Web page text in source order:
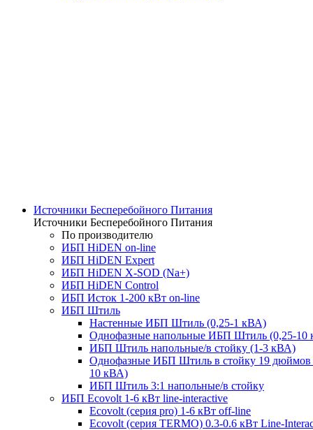
Источники Бесперебойного Питания
Источники Бесперебойного Питания
По производителю
ИБП HiDEN on-line
ИБП HiDEN Expert
ИБП HiDEN X-SOD (Na+)
ИБП HiDEN Control
ИБП Исток 1-200 кВт on-line
ИБП Штиль
Настенные ИБП Штиль (0,25-1 кВА)
Однофазные напольные ИБП Штиль (0,25-10
ИБП Штиль напольные/в стойку (1-3 кВА)
Однофазные ИБП Штиль в стойку 19 дюймов
10 кВА)
ИБП Штиль 3:1 напольные/в стойку
ИБП Ecovolt 1-6 кВт line-interactive
Ecovolt (серия pro) 1-6 кВт off-line
Ecovolt (серия TERMO) 0.3-0.6 кВт Line-